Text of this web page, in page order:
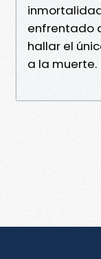
enfrentado
hallar el
a la muerte.